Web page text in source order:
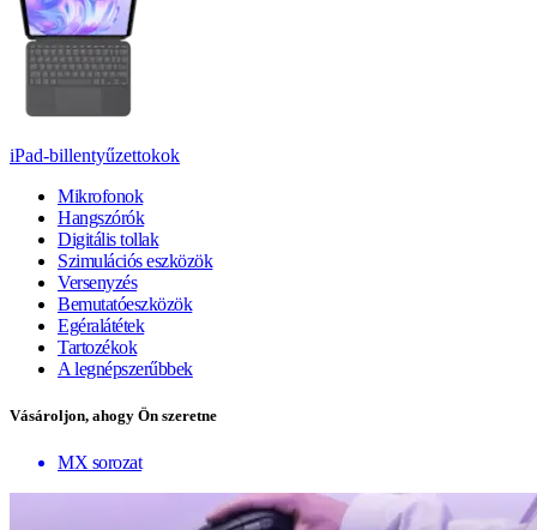
iPad-billentyűzettokok
Mikrofonok
Hangszórók
Digitális tollak
Szimulációs eszközök
Versenyzés
Bemutatóeszközök
Egéralátétek
Tartozékok
A legnépszerűbbek
Vásároljon, ahogy Ön szeretne
MX sorozat